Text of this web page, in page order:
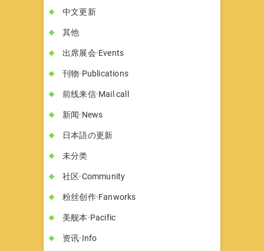
中文更新
其他
出席展会·Events
刊物·Publications
前线来信·Mail call
新闻·News
日本語の更新
未分类
社区·Community
粉丝创作·Fanworks
美舰本·Pacific
资讯·Info